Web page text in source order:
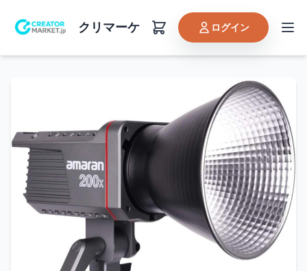
クリマーケ ログイン